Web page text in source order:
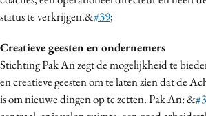
status te verkrijgen.&#39;
Creatieve geesten en ondernemers
Stichting Pak An zegt de mogelijkheid te
en creatieve geesten om te laten zien dat de
is om nieuwe dingen op te zetten. Pak An: &